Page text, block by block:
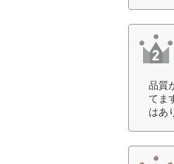
品質
てま
はあ